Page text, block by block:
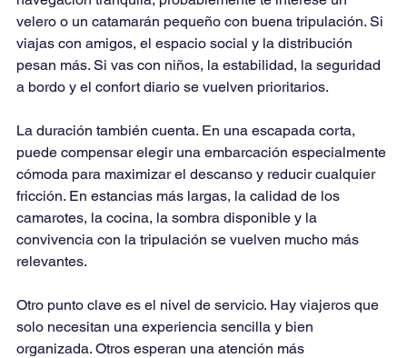
velero o un catamarán pequeño con buena tripulación. Si
viajas con amigos, el espacio social y la distribución
pesan más. Si vas con niños, la estabilidad, la seguridad
a bordo y el confort diario se vuelven prioritarios.
La duración también cuenta. En una escapada corta,
puede compensar elegir una embarcación especialmente
cómoda para maximizar el descanso y reducir cualquier
fricción. En estancias más largas, la calidad de los
camarotes, la cocina, la sombra disponible y la
convivencia con la tripulación se vuelven mucho más
relevantes.
Otro punto clave es el nivel de servicio. Hay viajeros que
solo necesitan una experiencia sencilla y bien
organizada. Otros esperan una atención más